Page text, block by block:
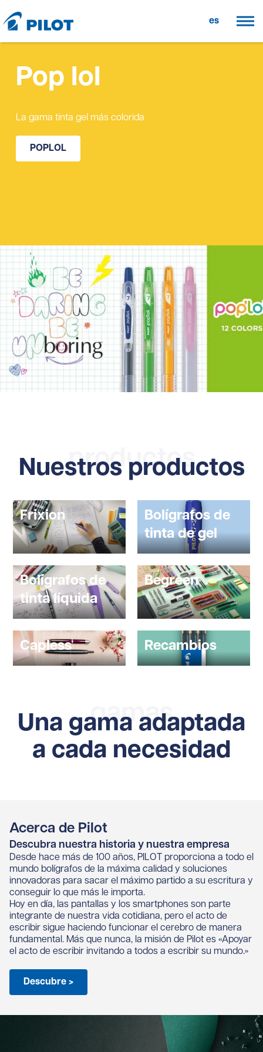
es
Pop lol
La gama tinta gel más colorida
POPLOL
productos
Nuestros productos
Frixion
Bolígrafos de
tinta de gel
Bolígrafos de
tinta líquida
Begreen
Capless Recambios
gamas
Una gama adaptada
a cada necesidad
Acerca de Pilot
Descubra nuestra historia y nuestra empresa
Desde hace más de 100 años, PILOT proporciona a todo el
mundo bolígrafos de la máxima calidad y soluciones
innovadoras para sacar el máximo partido a su escritura y
conseguir lo que más le importa.
Hoy en día, las pantallas y los smartphones son parte
integrante de nuestra vida cotidiana, pero el acto de
escribir sigue haciendo funcionar el cerebro de manera
fundamental. Más que nunca, la misión de Pilot es «Apoyar
el acto de escribir invitando a todos a escribir su mundo.»
Descubre >